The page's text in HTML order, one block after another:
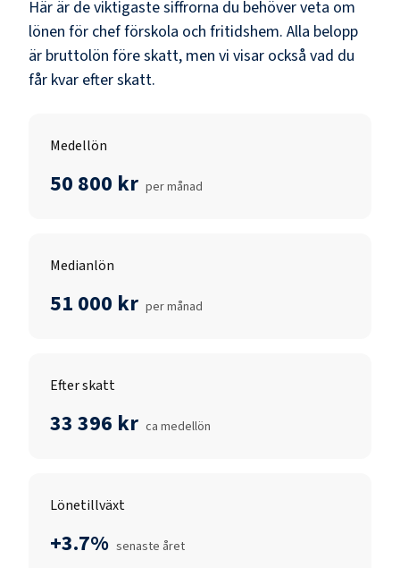
Här är de viktigaste siffrorna du behöver veta om
lönen för chef förskola och fritidshem. Alla belopp
är bruttolön före skatt, men vi visar också vad du
får kvar efter skatt.
Medellön
50 800 kr per månad
Medianlön
51 000 kr per månad
Efter skatt
33 396 kr ca medellön
Lönetillväxt
+3.7% senaste året